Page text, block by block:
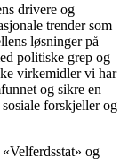
drivere og
trender som
løsninger på
politiske grep og
virkemidler vi har
og sikre en
forskjeller og
og